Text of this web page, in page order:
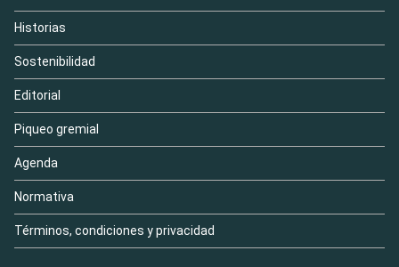
Historias
Sostenibilidad
Editorial
Piqueo gremial
Agenda
Normativa
Términos, condiciones y privacidad